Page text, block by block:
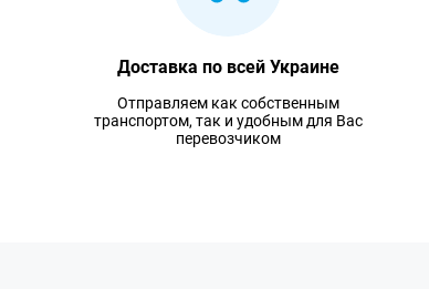
Доставка по всей Украине
Отправляем как собственным
транспортом, так и удобным для Вас
перевозчиком